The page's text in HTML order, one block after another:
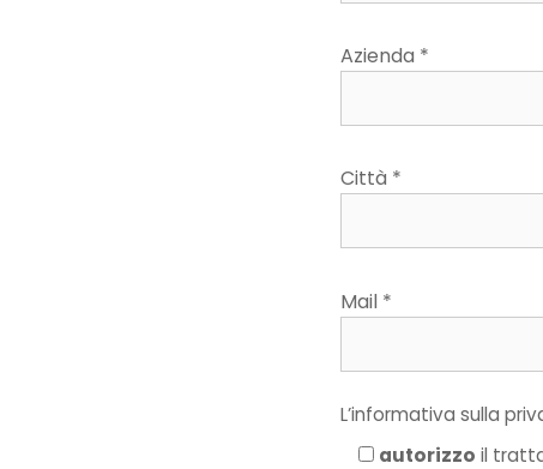
Azienda *
Città *
Mail *
L’informativa sulla
autorizzo il